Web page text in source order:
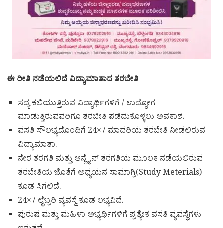
ಈ ರೀತಿ ನಡೆಯಲಿದೆ ವಿದ್ಯಾಮಾತಾದ ತರಬೇತಿ
ಸದ್ಯ ಕಲಿಯುತ್ತಿರುವ ವಿದ್ಯಾರ್ಥಿಗಳಿಗೆ / ಉದ್ಯೋಗ
ಮಾಡುತ್ತಿರುವವರಿಗೂ ತರಬೇತಿ ಪಡೆದುಕೊಳ್ಳಲು ಅವಕಾಶ.
ವಸತಿ ಸೌಲಭ್ಯದೊಂದಿಗೆ 24×7 ಮಾದರಿಯ ತರಬೇತಿ ನೀಡಲಿರುವ
ವಿದ್ಯಾಮಾತಾ.
ನೇರ ತರಗತಿ ಮತ್ತು ಆನ್ಲೈನ್ ತರಗತಿಯ ಮೂಲಕ ನಡೆಯಲಿರುವ
ತರಬೇತಿಯ ಜೊತೆಗೆ ಅಧ್ಯಯನ ಸಾಮಾಗ್ರಿ(Study Meterials)
ಕೂಡ ಸಿಗಲಿದೆ.
24×7 ಲೈಬ್ರರಿ ವ್ಯವಸ್ಥೆ ಕೂಡ ಲಭ್ಯವಿದೆ.
ಪುರುಷ ಮತ್ತು ಮಹಿಳಾ ಅಭ್ಯರ್ಥಿಗಳಿಗೆ ಪ್ರತ್ಯೇಕ ವಸತಿ ವ್ಯವಸ್ಥೆಗಳು